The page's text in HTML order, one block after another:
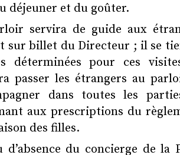
déjeuner et du goûter.
servira de guide aux
sur billet du Directeur ; il se
déterminées pour ces
passer les étrangers au
dans toutes les
aux prescriptions du
des filles.
du concierge de la